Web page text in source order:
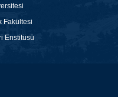
Fakültesi
Enstitüsü